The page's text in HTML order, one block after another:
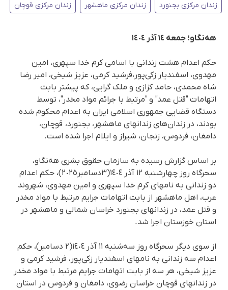
زندان مرکزی بجنورد زندان مرکزی ماهشهر زندان مرکزی قوچان
هەنگاو؛ جمعە ١٤ آذر ١٤٠٤
حکم اعدام هشت زندانی با اسامی کرم خدا سپهری، امین
مهدوی، اسفندیار زکی‌پور،فرشید کرمی، عزیز شیخی، امیر رضا
شاه‌ محمدی، حامد کزازی و ملک گرایی، کە پیشتر بابت
اتهامات "قتل عمد" و "مرتبط با جرائم مواد مخدر"، توسط
دستگاه قضایی جمهوری اسلامی ایران به اعدام محکوم شده
بودند، در زندان‌های زندانهای ماهشهر، بجنورد، قوچان،
دامغان، فردوس، زنجان، شیراز و ایلام اجرا شده است.
بر اساس گزارش رسیده به سازمان حقوق بشری هه‌نگاو،
سحرگاه روز چهارشنبە ١٢ آذر ١٤٠٤(٣دسامبر٢٠٢٥)، حکم اعدام
دو زندانی بە نامهای کرم خدا سپهری و امین مهدوی، شهروند
عرب، اهل ماهشهر از بابت اتهامات جرایم مرتبط با مواد مخدر
و قتل عمد، در زندانهای بجنورد خراسان شمالی و ماهشهر در
استان خوزستان اجرا شد.
از سوی دیگر سحرگاه روز سەشنبە ١١ آذر ١٤٠٤(٢ دسامبر)، حکم
اعدام سە زندانی بە نامهای اسفندیار زکی‌پور، فرشید کرمی و
عزیز شیخی، هر سە از بابت اتهامات جرایم مرتبط با مواد مخدر
در زندانهای قوچان خراسان رضوی، دامغان و فردوس در استان